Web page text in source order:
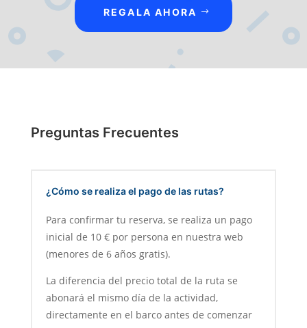
REGALA AHORA
Preguntas Frecuentes
¿Cómo se realiza el pago de las rutas?
Para confirmar tu reserva, se realiza un pago
inicial de 10 € por persona en nuestra web
(menores de 6 años gratis).
La diferencia del precio total de la ruta se
abonará el mismo día de la actividad,
directamente en el barco antes de comenzar